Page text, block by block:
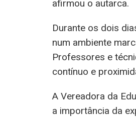
afirmou o autarca.
Durante os dois
num ambiente
Professores e
contínuo e
A Vereadora da
a importância da